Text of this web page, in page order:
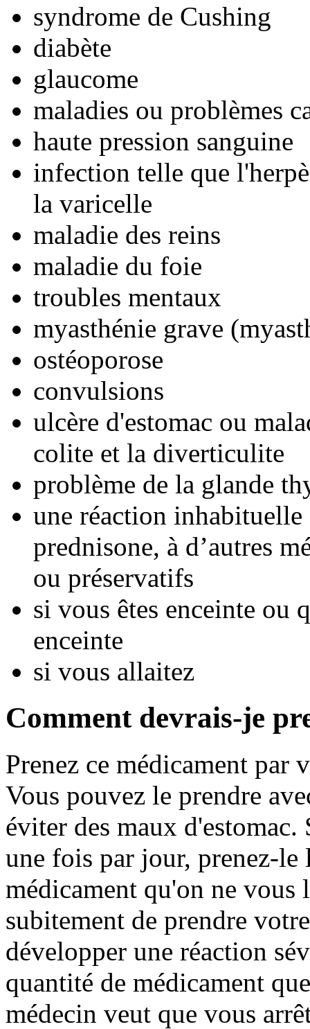
syndrome de Cushing
diabète
glaucome
maladies ou problèmes
haute pression sanguine
infection telle que
la varicelle
maladie des reins
maladie du foie
troubles mentaux
myasthénie grave
ostéoporose
convulsions
ulcère d'estomac ou
colite et la diverticulite
problème de la glande
une réaction
prednisone, à d’autres
ou préservatifs
si vous êtes enceinte ou
enceinte
si vous allaitez
Comment devrais-je
Prenez ce médicament par
Vous pouvez le prendre
éviter des maux
une fois par jour, prenez-le
médicament qu'on ne vous
subitement de prendre
développer une réaction
quantité de médicament
médecin veut que vous